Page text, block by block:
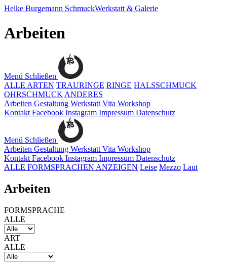
Heike Burgemann SchmuckWerkstatt & Galerie
Arbeiten
Menü Schließen
ALLE ARTEN TRAURINGE RINGE HALSSCHMUCK
OHRSCHMUCK ANDERES
Arbeiten Gestaltung Werkstatt Vita Workshop
Kontakt Facebook Instagram Impressum Datenschutz
Menü Schließen
Arbeiten Gestaltung Werkstatt Vita Workshop
Kontakt Facebook Instagram Impressum Datenschutz
ALLE FORMSPRACHEN ANZEIGEN Leise Mezzo Laut
Arbeiten
FORMSPRACHE
ALLE
ART
ALLE